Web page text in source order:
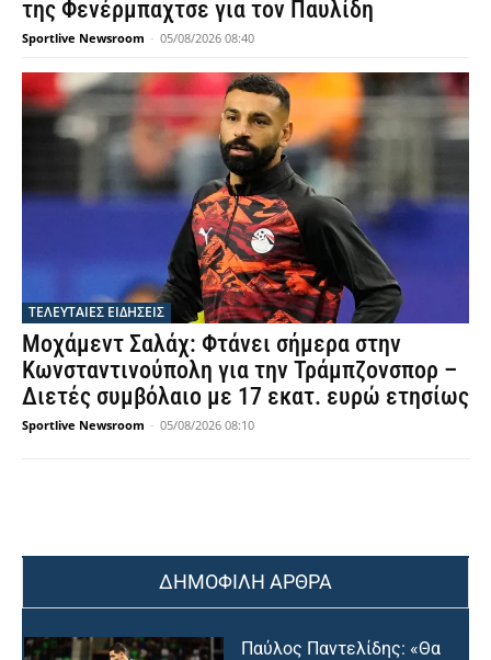
της Φενέρμπαχτσε για τον Παυλίδη
Sportlive Newsroom - 05/08/2026 08:40
ΤΕΛΕΥΤΑΙΕΣ ΕΙΔΗΣΕΙΣ
Μοχάμεντ Σαλάχ: Φτάνει σήμερα στην
Κωνσταντινούπολη για την Τράμπζονσπορ –
Διετές συμβόλαιο με 17 εκατ. ευρώ ετησίως
Sportlive Newsroom - 05/08/2026 08:10
ΔΗΜΟΦΙΛΗ ΑΡΘΡΑ
Παύλος Παντελίδης: «Θα